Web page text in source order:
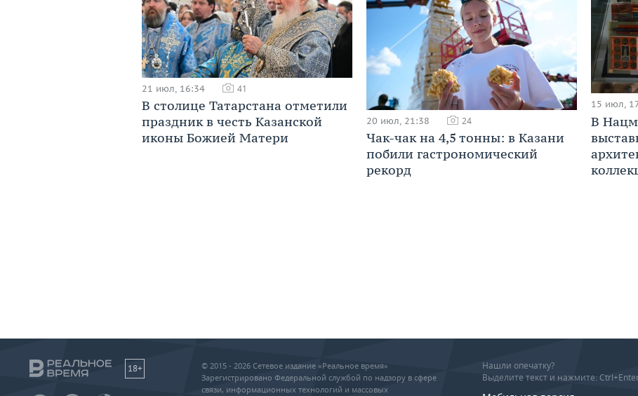
21 июл, 16:34 41
В столице Татарстана отметили
праздник в честь Казанской
иконы Божией Матери
20 июл, 21:38 24
Чак-чак на 4,5 тонны: в Казани
побили гастрономический
рекорд
15 июл,
В
18+
© 2015 - 2026 Сетевое издание «Реальное время»
Зарегистрировано Федеральной службой по надзору в сфере
связи, информационных технологий и массовых
Нашли опечатку?
Выделите текст и нажмите: